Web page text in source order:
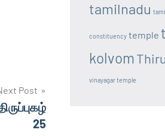
Post
25
tamilnadu
constituency temple
kolvom
vinayagar temple